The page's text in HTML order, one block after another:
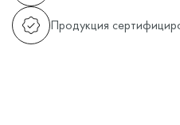
Продукция